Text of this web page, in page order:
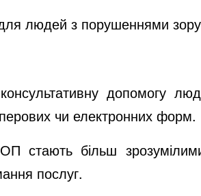
людей з порушеннями
допомогу
чи електронних форм.
стають більш
послуг.